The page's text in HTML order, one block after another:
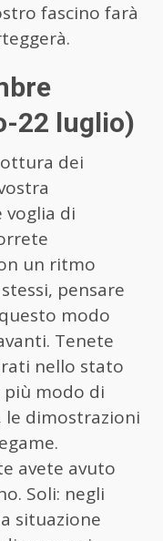
fascino farà
22 luglio)
dei
voglia di
un ritmo
pensare
modo
Tenete
nello stato
più modo di
le dimostrazioni
avete avuto
Soli: negli
situazione